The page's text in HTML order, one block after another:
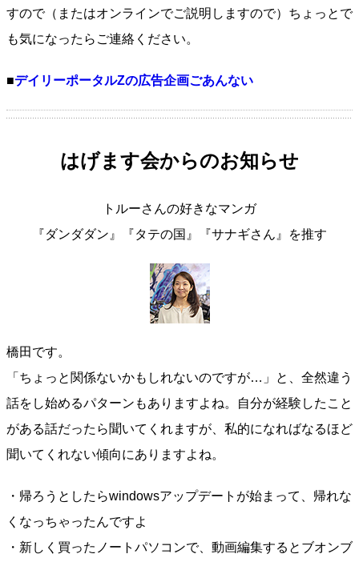
すので（またはオンラインでご説明しますので）ちょっとで
も気になったらご連絡ください。
■デイリーポータルZの広告企画ごあんない
はげます会からのお知らせ
トルーさんの好きなマンガ
『ダンダダン』『タテの国』『サナギさん』を推す
橋田です。
「ちょっと関係ないかもしれないのですが…」と、全然違う
話をし始めるパターンもありますよね。自分が経験したこと
がある話だったら聞いてくれますが、私的になればなるほど
聞いてくれない傾向にありますよね。
・帰ろうとしたらwindowsアップデートが始まって、帰れな
くなっちゃったんですよ
・新しく買ったノートパソコンで、動画編集するとブオンブ